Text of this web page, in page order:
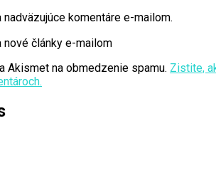
komentáre e-mailom.
nové články e-mailom
Akismet na obmedzenie spamu. Zistite,